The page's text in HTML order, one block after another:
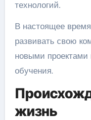
технологий.
В настоящее
развивать свою
новыми
обучения.
жизнь